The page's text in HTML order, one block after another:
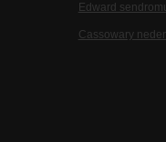
Edward
Cassowary